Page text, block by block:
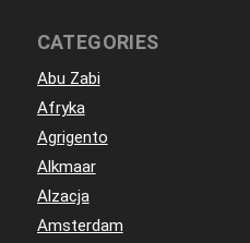
CATEGORIES
Abu Zabi
Afryka
Agrigento
Alkmaar
Alzacja
Amsterdam